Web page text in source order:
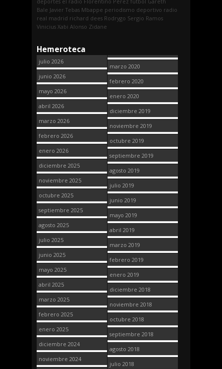
Bale Javier Tebas Mbappe periodismo deportivo radio
real madrid richard dees Rodrygo Sergio Ramos
Vinicius Xabi Alonso Zidane
Hemeroteca
julio 2026
junio 2026
mayo 2026
abril 2026
marzo 2026
febrero 2026
enero 2026
diciembre 2025
noviembre 2025
octubre 2025
septiembre 2025
agosto 2025
julio 2025
junio 2025
mayo 2025
abril 2025
marzo 2025
febrero 2025
enero 2025
diciembre 2024
noviembre 2024
marzo 2020
febrero 2020
enero 2020
diciembre 2019
noviembre 2019
octubre 2019
septiembre 2019
agosto 2019
julio 2019
junio 2019
mayo 2019
abril 2019
marzo 2019
febrero 2019
enero 2019
diciembre 2018
noviembre 2018
octubre 2018
septiembre 2018
agosto 2018
julio 2018